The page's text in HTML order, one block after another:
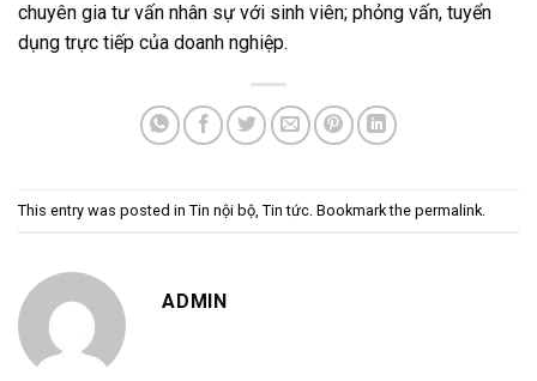
chuyên gia tư vấn nhân sự với sinh viên; phỏng vấn, tuyển
dụng trực tiếp của doanh nghiệp.
This entry was posted in Tin nội bộ Tin tức . Bookmark the permalink
ADMIN